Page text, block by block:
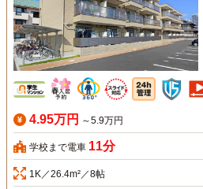
4.95万円 ～5.9万円
学校まで電車 11分
1K／26.4m²／8帖